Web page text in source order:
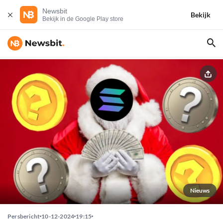
Newsbit
Bekijk in de Google Play store
Bekijk
Nieuws
Persbericht 10-12-2024 19:15